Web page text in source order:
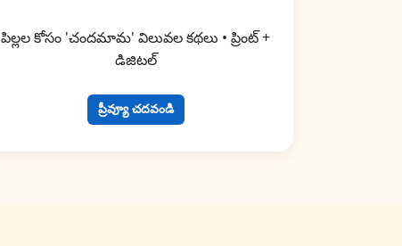
పిల్లల కోసం 'చందమామ' విలువల కథలు • ప్రింట్ +
డిజిటల్
ప్రీవ్యూ చదవండి